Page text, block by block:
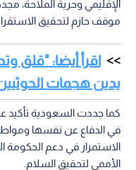
الإقليمي وحرية الملاحة،
موقف حازم لتحقيق
اقرأ أيضا: "قلق
يدين هجمات الحوثيين
كما جددت السعودية تأكيد
في الدفاع عن نفسها
الاستمرار في دعم الحكومة
الأممي لتحقيق السلام.